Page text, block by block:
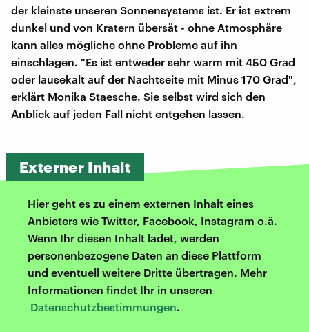
der kleinste unseren Sonnensystems ist. Er ist extrem
dunkel und von Kratern übersät - ohne Atmosphäre
kann alles mögliche ohne Probleme auf ihn
einschlagen. "Es ist entweder sehr warm mit 450 Grad
oder lausekalt auf der Nachtseite mit Minus 170 Grad",
erklärt Monika Staesche. Sie selbst wird sich den
Anblick auf jeden Fall nicht entgehen lassen.
Externer Inhalt
Hier geht es zu einem externen Inhalt eines
Anbieters wie Twitter, Facebook, Instagram o.ä.
Wenn Ihr diesen Inhalt ladet, werden
personenbezogene Daten an diese Plattform
und eventuell weitere Dritte übertragen. Mehr
Informationen findet Ihr in unseren
Datenschutzbestimmungen.